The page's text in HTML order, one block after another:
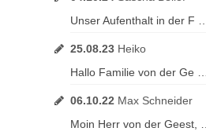
Unser Aufenthalt in der F …
25.08.23 Heiko
Hallo Familie von der Ge …
06.10.22 Max Schneider
Moin Herr von der Geest, …